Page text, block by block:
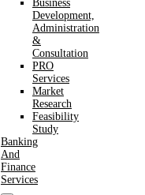
Business
Development,
Administration
&
Consultation
PRO
Services
Market
Research
Feasibility
Study
Banking
And
Finance
Services